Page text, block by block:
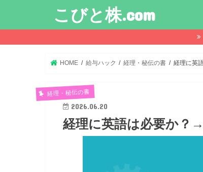
こびと株.com
HOME 給与ハック 経理・秘伝の書 経理に英
経理・秘伝の書
2026.06.20
経理に英語は必要か？